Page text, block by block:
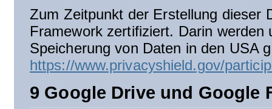
Zum Zeitpunkt der Erstellung dieser
Framework zertifiziert. Darin
Speicherung von Daten in den USA
https://www.privacyshield.gov/
9 Google Drive und Google